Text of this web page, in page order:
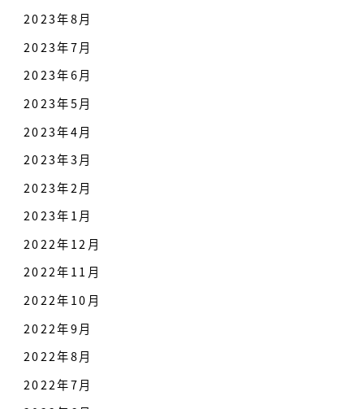
2023年8月
2023年7月
2023年6月
2023年5月
2023年4月
2023年3月
2023年2月
2023年1月
2022年12月
2022年11月
2022年10月
2022年9月
2022年8月
2022年7月